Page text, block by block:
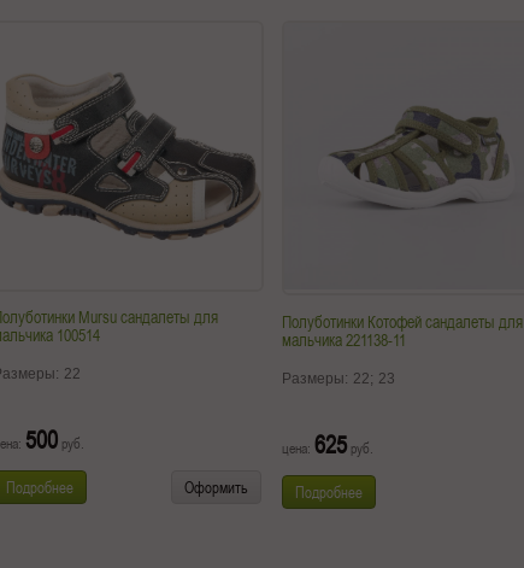
Mursu сандалеты для
100514
22
500 руб.
Подробнее Оформить
Полуботинки Котофей сандалеты для
мальчика 221138-11
Размеры: 22; 23
цена: 625 руб.
Подробнее